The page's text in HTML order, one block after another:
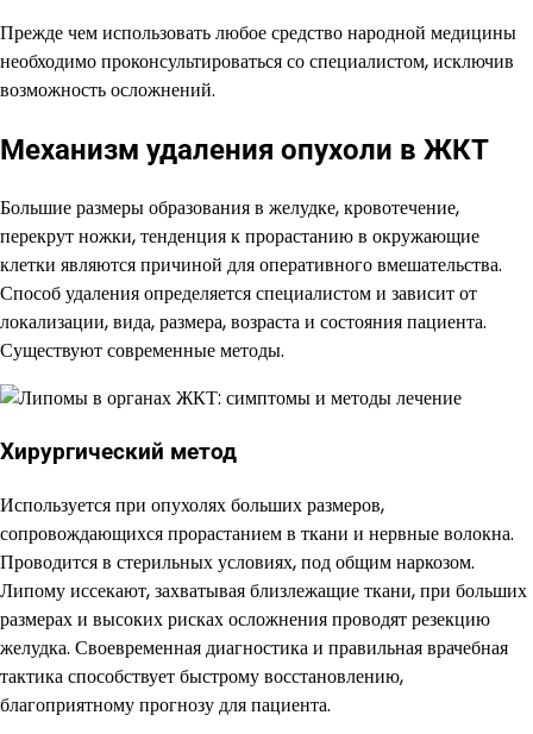
Прежде чем использовать любое средство народной медицины
необходимо проконсультироваться со специалистом, исключив
возможность осложнений.
Механизм удаления опухоли в ЖКТ
Большие размеры образования в желудке, кровотечение,
перекрут ножки, тенденция к прорастанию в окружающие
клетки являются причиной для оперативного вмешательства.
Способ удаления определяется специалистом и зависит от
локализации, вида, размера, возраста и состояния пациента.
Существуют современные методы.
Хирургический метод
Используется при опухолях больших размеров,
сопровождающихся прорастанием в ткани и нервные волокна.
Проводится в стерильных условиях, под общим наркозом.
Липому иссекают, захватывая близлежащие ткани, при больших
размерах и высоких рисках осложнения проводят резекцию
желудка. Своевременная диагностика и правильная врачебная
тактика способствует быстрому восстановлению,
благоприятному прогнозу для пациента.